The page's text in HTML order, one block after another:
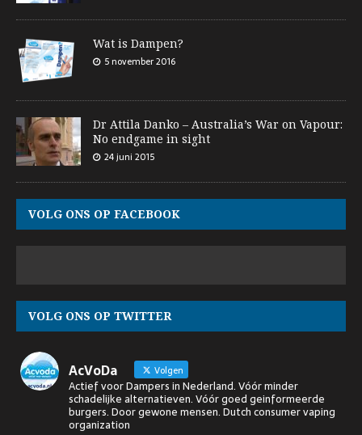
Wat is Dampen?
5 november 2016
Dr Attila Danko – Australia’s War on Vapour:
No endgame in sight
24 juni 2015
VOLG ONS OP FACEBOOK
VOLG ONS OP TWITTER
AcVoDa Volgen
Actief voor Dampers in Nederland. Vóór minder
schadelijke alternatieven. Vóór goed geinformeerde
burgers. Door gewone mensen. Dutch consumer vaping
organization